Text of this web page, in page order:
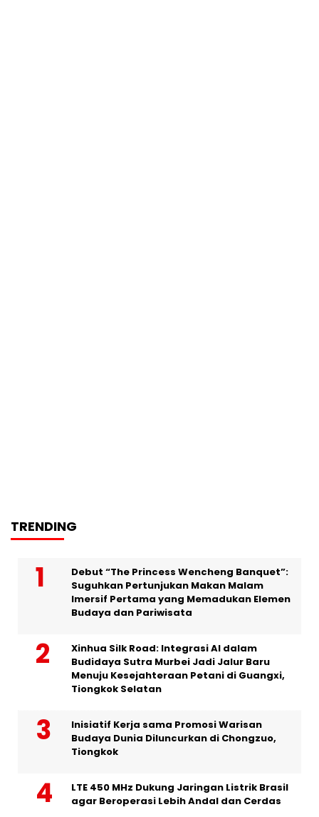
TRENDING
Debut “The Princess Wencheng Banquet”:
Suguhkan Pertunjukan Makan Malam
Imersif Pertama yang Memadukan Elemen
Budaya dan Pariwisata
Xinhua Silk Road: Integrasi AI dalam
Budidaya Sutra Murbei Jadi Jalur Baru
Menuju Kesejahteraan Petani di Guangxi,
Tiongkok Selatan
Inisiatif Kerja sama Promosi Warisan
Budaya Dunia Diluncurkan di Chongzuo,
Tiongkok
LTE 450 MHz Dukung Jaringan Listrik Brasil
agar Beroperasi Lebih Andal dan Cerdas